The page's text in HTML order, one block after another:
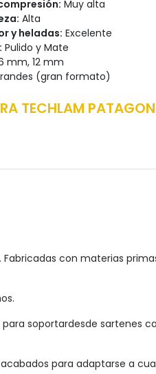
Muy alta
Alta
y heladas: Excelente
Pulido y Mate
mm, 12 mm
(gran formato)
TECHLAM
con materias
soportardesde sartenes
para adaptarse a